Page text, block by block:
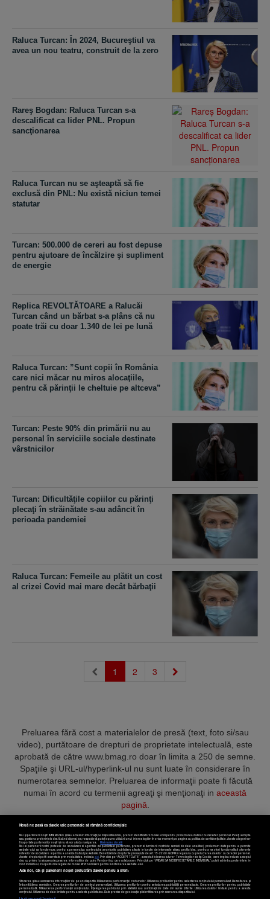
Raluca Turcan: În 2024, Bucureştiul va
avea un nou teatru, construit de la zero
Rareş Bogdan: Raluca Turcan s-a
descalificat ca lider PNL. Propun
sancţionarea
Raluca Turcan nu se aşteaptă să fie
exclusă din PNL: Nu există niciun temei
statutar
Turcan: 500.000 de cereri au fost depuse
pentru ajutoare de încălzire şi supliment
de energie
Replica REVOLTĂTOARE a Ralucăi
Turcan când un bărbat s-a plâns că nu
poate trăi cu doar 1.340 de lei pe lună
Raluca Turcan: ”Sunt copii în România
care nici măcar nu miros alocaţiile,
pentru că părinţii le cheltuie pe altceva”
Turcan: Peste 90% din primării nu au
personal în serviciile sociale destinate
vârstnicilor
Turcan: Dificultăţile copiilor cu părinţi
plecaţi în străinătate s-au adâncit în
perioada pandemiei
Raluca Turcan: Femeile au plătit un cost
al crizei Covid mai mare decât bărbaţii
1 (current)
2 3
Preluarea fără cost a materialelor de presă (text, foto si/sau
video), purtătoare de drepturi de proprietate intelectuală, este
aprobată de către www.bmag.ro doar în limita a 250 de semne.
Spaţiile şi URL-ul/hyperlink-ul nu sunt luate în considerare în
numerotarea semnelor. Preluarea de informaţii poate fi făcută
numai în acord cu termenii agreaţi şi menţionaţi in această
pagină
Termeni și condiții Confidențialitate Cookies Contact
Copyright © 2025 BUSINESSMEX S.A.
Setări cookies
Nouă ne pasă ca datele tale personale să rămână confidențiale
Noi și partenerii noștri589stocăm și/sau accesăm informații pe dispozitivul dvs., precum identificatorii cookie unici pentru prelucrarea datelor cu caracter personal. Puteți accepta
sau gestiona preferințele dvs. făcând clic mai jos, respectiv vă puteți opune utilizării unui interes legitim în orice moment pe pagina cu politica de confidențialitate. Aceste alegeri vor
fi raportate partenerilor noștri și nu vă vor afecta navigarea.
Mai multe detalii
Noi si partenerii nostri (retelele de socializare si agentiile de publicitate partenere, precum si furnizorii nostri de servicii de date analitice) prelucram date pentru a permite
website-ului sa functioneze, pentru a personaliza continutul si anunturile publicitare afisate in functie de interesele si/sau profilul dvs., pentru a va oferi functionalitati aferente
retelelor de socializare si pentru a analiza traficul pe website. Beneficiati de drepturile prevazute de art. 15-22 din GDPR in legatura cu prelucrarea datelor cu caracter personal.
Aceste drepturi pot fi exercitate prin modalitatea indicataaici. Prin click pe “ACCEPT TOATE”, acceptati folosirea tuturor Tehnologiilor de tip Cookie, care implica inclusiv acceptul
dvs. cu privire la stocarea/accesarea informatiilor de catre Vendor-ii cu care colaboram. Prin click pe “VREAU SA MODIFIC SETARILE INDIVIDUAL” puteti schimba preferintele in
mod individual, mai putin cele legate de cookie strict necesare pentru functionarea website-ului.
Atât noi, cât și partenerii noștri prelucrăm datele pentru a oferi:
Stocarea și/sau accesarea informațiilor de pe un dispozitiv. Măsurarea performanței reclamelor. Utilizarea profilurilor pentru selectarea conținutului personalizat. Dezvoltarea și
îmbunătățirea serviciilor. Crearea profilurilor de conținut personalizat. Utilizarea profilurilor pentru selectarea publicității personalizate. Crearea profilurilor pentru publicitate
personalizată. Măsurarea performanței conținutului. Înțelegerea publicului prin statistici sau combinații de date din surse diferite. Utilizarea datelor limitate pentru a selecta
conținutul. Utilizarea de date limitate pentru a selecta publicitatea. Date precise de geolocație și identificarea prin scanarea dispozitivului.